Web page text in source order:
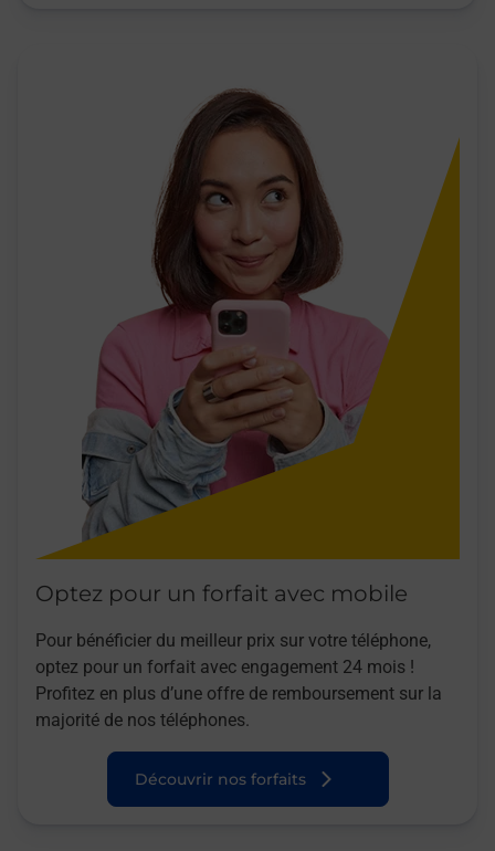
Optez pour un forfait avec mobile
Pour bénéficier du meilleur prix sur votre téléphone,
optez pour un forfait avec engagement 24 mois !
Profitez en plus d’une offre de remboursement sur la
majorité de nos téléphones.
Découvrir nos forfaits